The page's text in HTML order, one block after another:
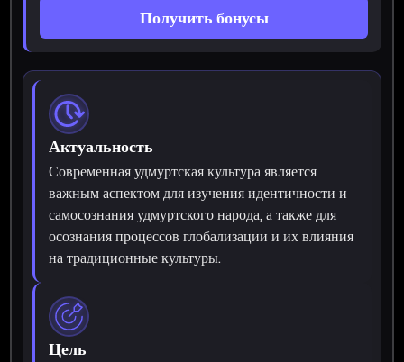
Получить бонусы
Актуальность
Современная удмуртская культура является
важным аспектом для изучения идентичности и
самосознания удмуртского народа, а также для
осознания процессов глобализации и их влияния
на традиционные культуры.
Цель